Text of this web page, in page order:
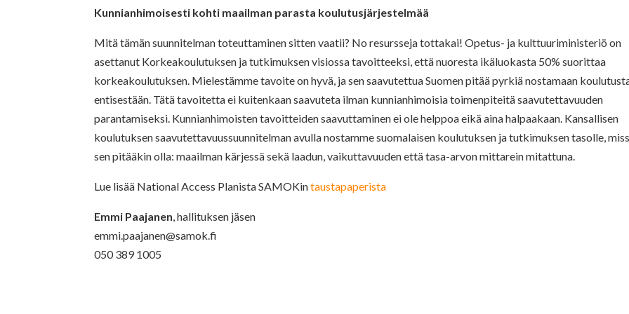
Kunnianhimoisesti kohti maailman parasta koulutusjärjestelmää
Mitä tämän suunnitelman toteuttaminen sitten vaatii? No resursseja tottakai! Opetus- ja kulttuuriministeriö on
asettanut Korkeakoulutuksen ja tutkimuksen visiossa tavoitteeksi, että nuoresta ikäluokasta 50% suorittaa
korkeakoulutuksen. Mielestämme tavoite on hyvä, ja sen saavutettua Suomen pitää pyrkiä nostamaan
entisestään. Tätä tavoitetta ei kuitenkaan saavuteta ilman kunnianhimoisia toimenpiteitä saavutettavuuden
parantamiseksi. Kunnianhimoisten tavoitteiden saavuttaminen ei ole helppoa eikä aina halpaakaan. Kansallisen
koulutuksen saavutettavuussuunnitelman avulla nostamme suomalaisen koulutuksen ja tutkimuksen tasolle,
sen pitääkin olla: maailman kärjessä sekä laadun, vaikuttavuuden että tasa-arvon mittarein mitattuna.
Lue lisää National Access Planista SAMOKintaustapaperista
Emmi Paajanen , hallituksen jäsen
emmi.paajanen@samok.fi
050 389 1005